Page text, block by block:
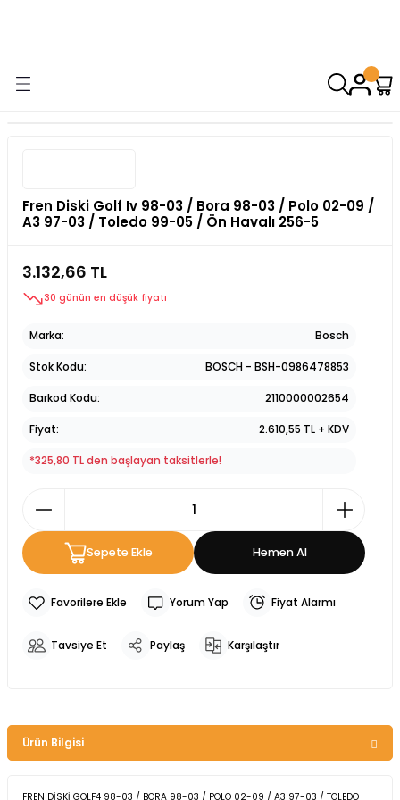
Fren Diski Golf Iv 98-03 / Bora 98-03 / Polo 02-09 /
A3 97-03 / Toledo 99-05 / Ön Havalı 256-5
3.132,66 TL
30 günün en düşük fiyatı
Marka Bosch
Stok Kodu BOSCH - BSH-0986478853
Barkod Kodu 2110000002654
Fiyat 2.610,55 TL + KDV
*325,80 TL den başlayan taksitlerle!
Sepete Ekle Hemen Al
Yorum Yap Fiyat Alarmı
Tavsiye Et Paylaş Karşılaştır
Ürün Bilgisi
FREN DİSKİ GOLF4 98-03 / BORA 98-03 / POLO 02-09 / A3 97-03 / TOLEDO